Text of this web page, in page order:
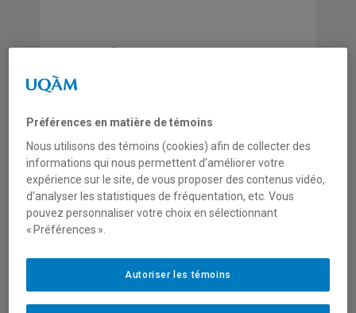
VIEILLE HAVANE: LE LOCAL
MILIEU SOCIALISTE
COLLECTION
Thèses et mémoires
2005
NUMÉRO
Préférences en matière de témoins
Nous utilisons des témoins (cookies) afin de collecter des
informations qui nous permettent d’améliorer votre
expérience sur le site, de vous proposer des contenus vidéo,
d’analyser les statistiques de fréquentation, etc. Vous
pouvez personnaliser votre choix en sélectionnant
« Préférences ».
Autoriser les témoins